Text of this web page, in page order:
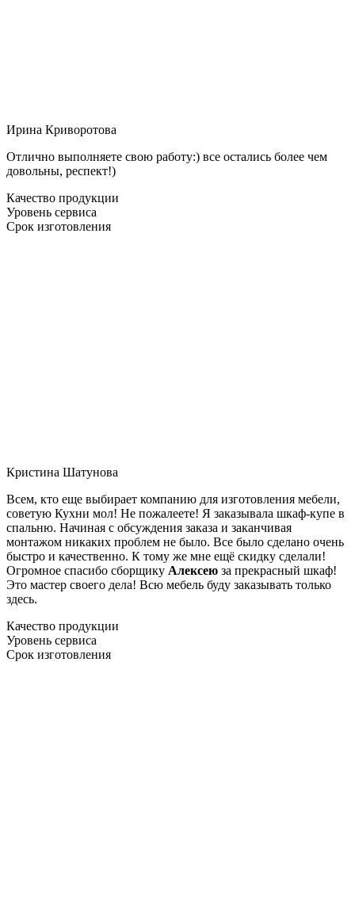
Ирина Криворотова
Отлично выполняете свою работу:) все остались более чем
довольны, респект!)
Качество продукции
Уровень сервиса
Срок изготовления
Кристина Шатунова
Всем, кто еще выбирает компанию для изготовления мебели,
советую Кухни мол! Не пожалеете! Я заказывала шкаф-купе в
спальню. Начиная с обсуждения заказа и заканчивая
монтажом никаких проблем не было. Все было сделано очень
быстро и качественно. К тому же мне ещё скидку сделали!
Огромное спасибо сборщику Алексею за прекрасный шкаф!
Это мастер своего дела! Всю мебель буду заказывать только
здесь.
Качество продукции
Уровень сервиса
Срок изготовления